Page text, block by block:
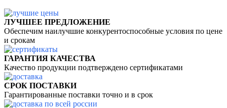
ЛУЧШЕЕ ПРЕДЛОЖЕНИЕ
Обеспечим наилучшие конкурентоспособные условия по цене
и срокам
ГАРАНТИЯ КАЧЕСТВА
Качество продукции подтверждено сертификатами
СРОК ПОСТАВКИ
Гарантированные поставки точно и в срок